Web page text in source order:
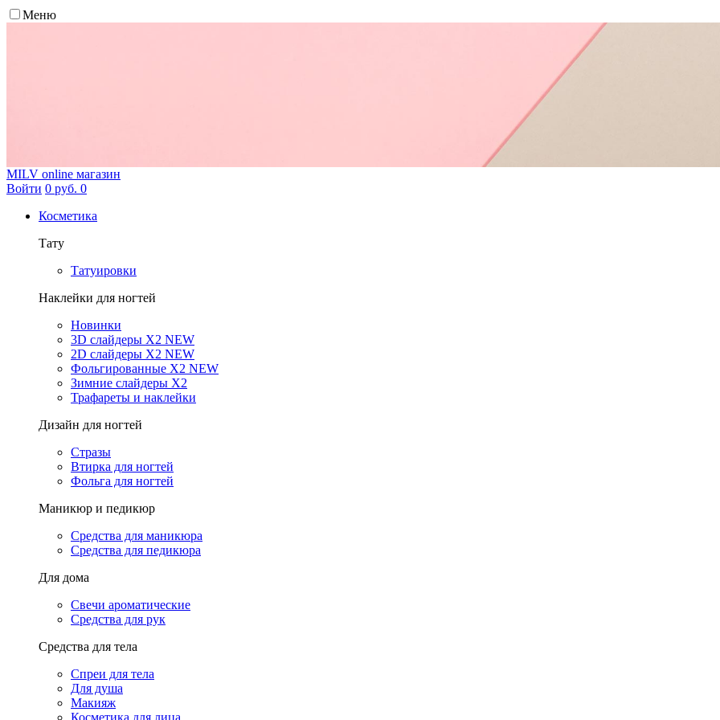
Меню
MILV online магазин
Войти 0 руб. 0
Косметика
Тату
Татуировки
Наклейки для ногтей
Новинки
3D слайдеры X2 NEW
2D слайдеры X2 NEW
Фольгированные X2 NEW
Зимние слайдеры Х2
Трафареты и наклейки
Дизайн для ногтей
Стразы
Втирка для ногтей
Фольга для ногтей
Маникюр и педикюр
Средства для маникюра
Средства для педикюра
Для дома
Свечи ароматические
Средства для рук
Средства для тела
Спреи для тела
Для душа
Макияж
Косметика для лица